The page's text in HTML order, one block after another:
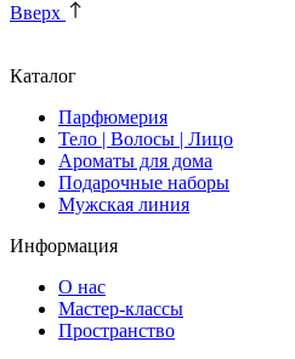
Вверх
Каталог
Парфюмерия
Тело | Волосы | Лицо
Ароматы для дома
Подарочные наборы
Мужская линия
Информация
О нас
Мастер-классы
Пространство